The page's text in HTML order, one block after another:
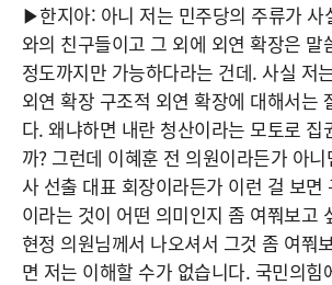
▶한지아: 아니 저는 민주당의 주류가 사
와의 친구들이고 그 외에 외연 확장은 말
정도까지만 가능하다라는 건데. 사실 저
외연 확장 구조적 외연 확장에 대해서는
다. 왜냐하면 내란 청산이라는 모토로 집
까? 그런데 이혜훈 전 의원이라든가 아
사 선출 대표 회장이라든가 이런 걸 보면
이라는 것이 어떤 의미인지 좀 여쭤보고
현정 의원님께서 나오셔서 그것 좀 여쭤
면 저는 이해할 수가 없습니다. 국민의힘